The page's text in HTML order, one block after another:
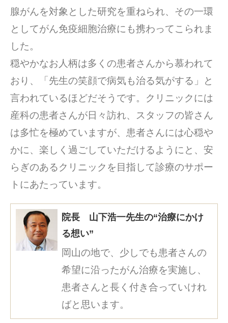
腺がんを対象とした研究を重ねられ、その一環
としてがん免疫細胞治療にも携わってこられま
した。
穏やかなお人柄は多くの患者さんから慕われて
おり、「先生の笑顔で病気も治る気がする」と
言われているほどだそうです。クリニックには
産科の患者さんが日々訪れ、スタッフの皆さん
は多忙を極めていますが、患者さんには心穏や
かに、楽しく過ごしていただけるようにと、安
らぎのあるクリニックを目指して診療のサポー
トにあたっています。
院長 山下浩一先生の“治療にかけ
る想い”
岡山の地で、少しでも患者さんの
希望に沿ったがん治療を実施し、
患者さんと長く付き合っていけれ
ばと思います。